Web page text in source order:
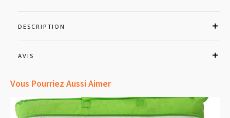
DESCRIPTION
AVIS
Vous Pourriez Aussi Aimer